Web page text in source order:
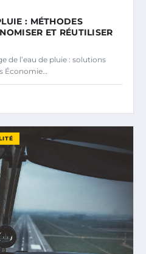
: MÉTHODES
ET RÉUTILISER
de l’eau de pluie : solutions
Économie…